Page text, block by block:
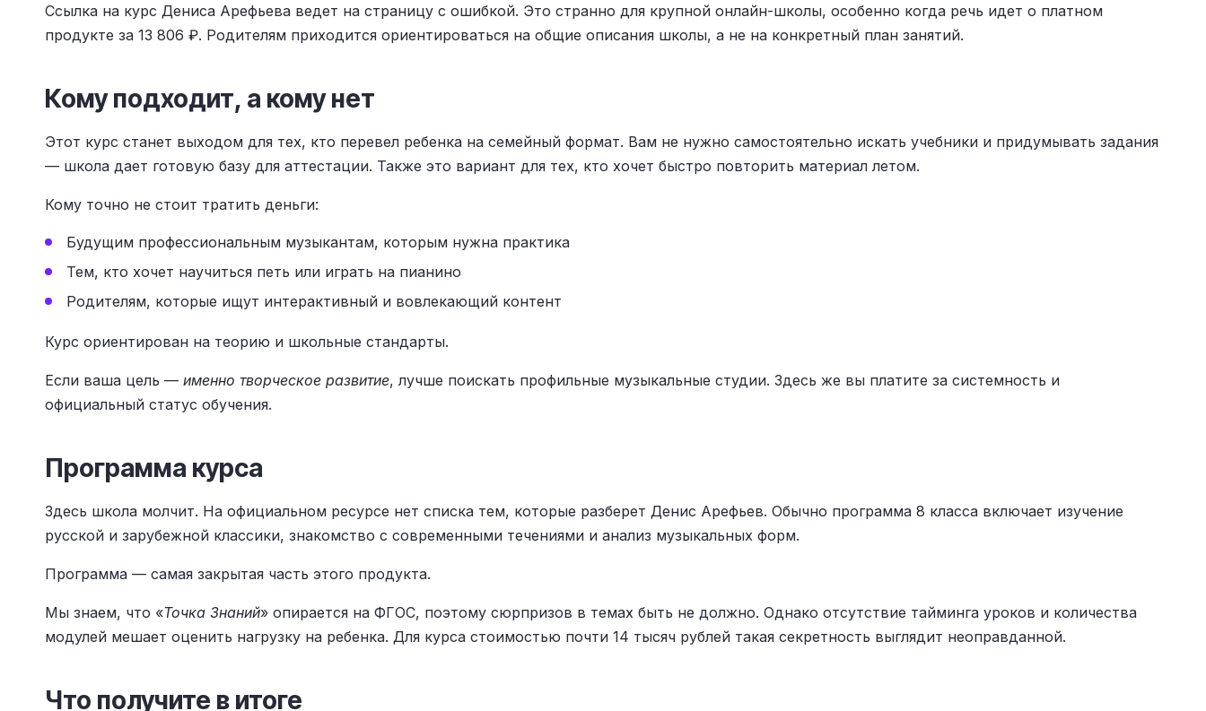
Ссылка на курс Дениса Арефьева ведет на страницу с ошибкой. Это странно для крупной онлайн-школы, особенно когда речь идет о платном
продукте за 13 806 ₽. Родителям приходится ориентироваться на общие описания школы, а не на конкретный план занятий.
Кому подходит, а кому нет
Этот курс станет выходом для тех, кто перевел ребенка на семейный формат. Вам не нужно самостоятельно искать учебники и придумывать задания
— школа дает готовую базу для аттестации. Также это вариант для тех, кто хочет быстро повторить материал летом.
Кому точно не стоит тратить деньги:
Будущим профессиональным музыкантам, которым нужна практика
Тем, кто хочет научиться петь или играть на пианино
Родителям, которые ищут интерактивный и вовлекающий контент
Курс ориентирован на теорию и школьные стандарты.
Если ваша цель — именно творческое развитие, лучше поискать профильные музыкальные студии. Здесь же вы платите за системность и
официальный статус обучения.
Программа курса
Здесь школа молчит. На официальном ресурсе нет списка тем, которые разберет Денис Арефьев. Обычно программа 8 класса включает изучение
русской и зарубежной классики, знакомство с современными течениями и анализ музыкальных форм.
Программа — самая закрытая часть этого продукта.
Мы знаем, что «Точка Знаний» опирается на ФГОС, поэтому сюрпризов в темах быть не должно. Однако отсутствие тайминга уроков и количества
модулей мешает оценить нагрузку на ребенка. Для курса стоимостью почти 14 тысяч рублей такая секретность выглядит неоправданной.
Что получите в итоге